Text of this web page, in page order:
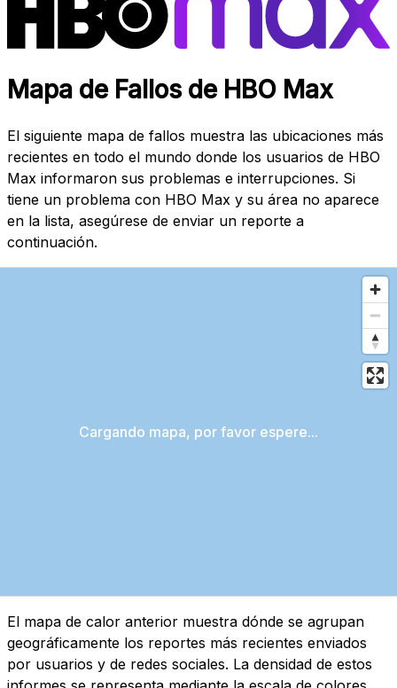
Mapa de Fallos de HBO Max
El siguiente mapa de fallos muestra las ubicaciones más
recientes en todo el mundo donde los usuarios de HBO
Max informaron sus problemas e interrupciones. Si
tiene un problema con HBO Max y su área no aparece
en la lista, asegúrese de enviar un reporte a
continuación.
Cargando mapa, por favor espere...
El mapa de calor anterior muestra dónde se agrupan
geográficamente los reportes más recientes enviados
por usuarios y de redes sociales. La densidad de estos